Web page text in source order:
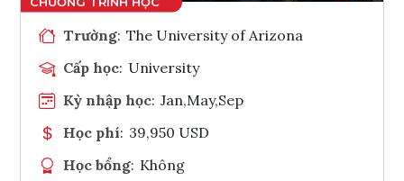
Trường: The University of Arizona
Cấp học: University
Kỳ nhập học: Jan,May,Sep
Học phí: 39,950 USD
Học bổng: Không